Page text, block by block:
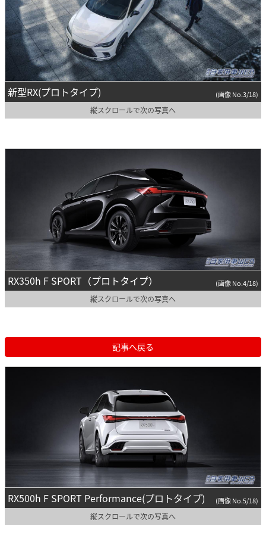
新型RX(プロトタイプ) (画像 No.3/18)
縦スクロールで次の写真へ
RX350h F SPORT（プロトタイプ） (画像 No.4/18)
縦スクロールで次の写真へ
記事へ戻る
RX500h F SPORT Performance(プロトタイプ) (画像 No.5/18)
縦スクロールで次の写真へ